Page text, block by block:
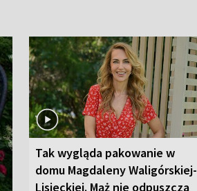
Tak wygląda pakowanie w
domu Magdaleny Waligórskiej-
Lisieckiej. Mąż nie odpuszcza